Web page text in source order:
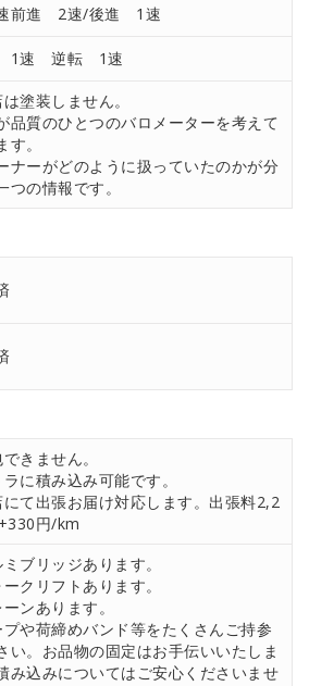
前進 2速/後進 1速
1速 逆転 1速
塗装しません。
品質のひとつのバロメーターを考えて
す。
ナーがどのように扱っていたのかが分
つの情報です。
きません。
に積み込み可能です。
にて出張お届け対応します。出張料2,2
円/km
ブリッジあります。
クリフトあります。
ンあります。
プや荷締めバンド等をたくさんご持参
い。お品物の固定はお手伝いいたしま
み込みについてはご安心くださいませ